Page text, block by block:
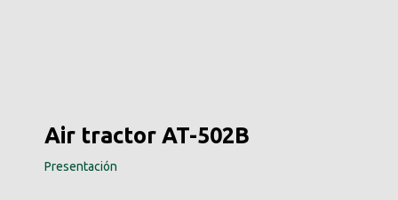
Air tractor AT-502B
Presentación